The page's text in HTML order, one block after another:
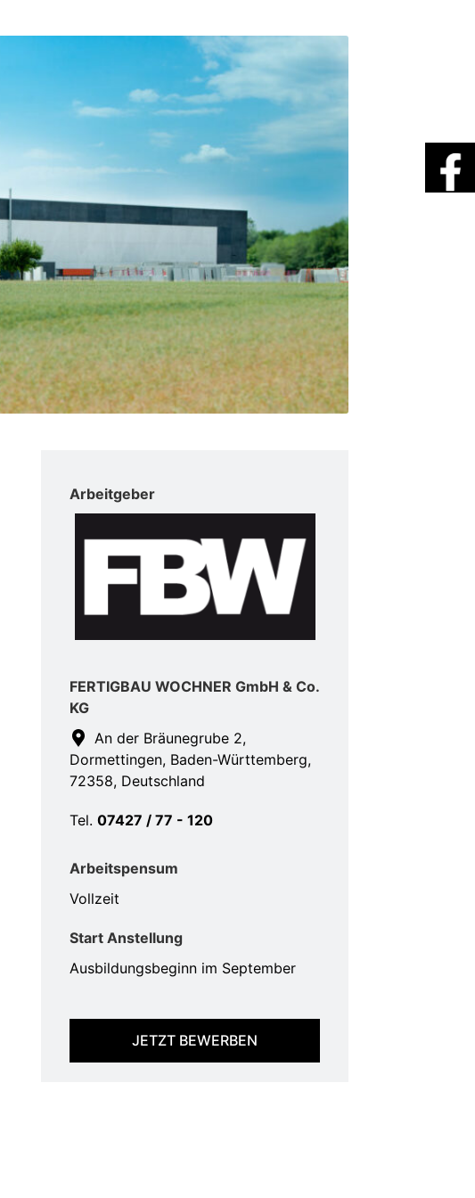
Arbeitgeber
FERTIGBAU WOCHNER GmbH & Co.
KG
An der Bräunegrube 2,
Dormettingen, Baden-Württemberg,
72358, Deutschland
Tel. 07427 / 77 - 120
Arbeitspensum
Vollzeit
Start Anstellung
Ausbildungsbeginn im September
JETZT BEWERBEN